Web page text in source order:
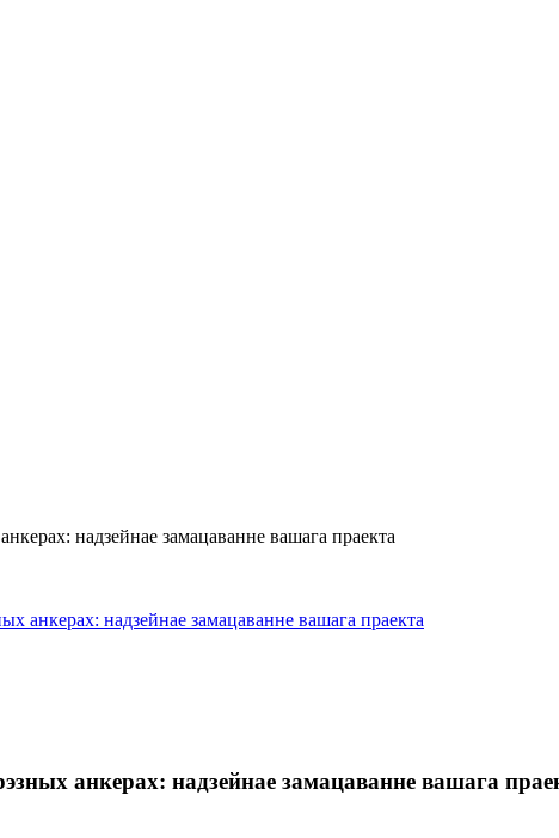
анкерах: надзейнае замацаванне вашага праекта
анкерах: надзейнае замацаванне вашага